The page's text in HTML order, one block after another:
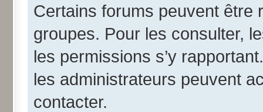
Certains forums peuvent être
groupes. Pour les consulter,
les permissions s’y
les administrateurs peuvent
contacter.